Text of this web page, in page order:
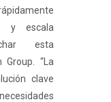
y escala
esta
Group. “La
clave